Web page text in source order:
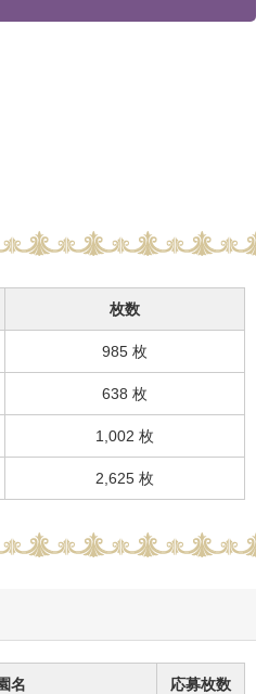
枚数
985 枚
638 枚
1,002 枚
2,625 枚
名 応募枚数